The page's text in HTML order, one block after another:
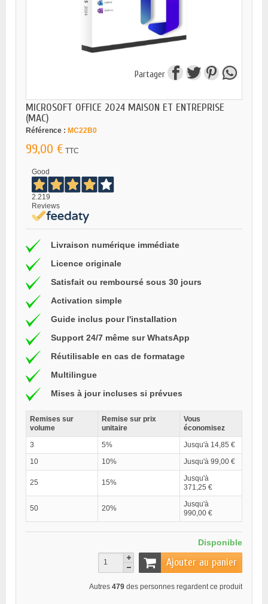
Partager
MICROSOFT OFFICE 2024 MAISON ET ENTREPRISE
(MAC)
Référence : MC22B0
99,00 € TTC
Good
2.219
Reviews
Livraison numérique immédiate
Licence originale
Satisfait ou remboursé sous 30 jours
Activation simple
Guide inclus pour l'installation
Support 24/7 même sur WhatsApp
Réutilisable en cas de formatage
Multilingue
Mises à jour incluses si prévues
Remises sur
volume
Remise sur prix
unitaire
Vous
économisez
3
5%
Jusqu'à 14,85 €
10
10% Jusqu'à 99,00 €
25 15%
Jusqu'à
371,25 €
50 20%
Jusqu'à
990,00 €
Disponible
Ajouter au panier
Autres 479 des personnes regardent ce produit